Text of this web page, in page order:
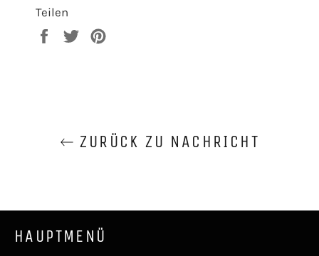
Teilen
Auf
Auf
ZURÜCK ZU NACHRICHT
HAUPTMENÜ